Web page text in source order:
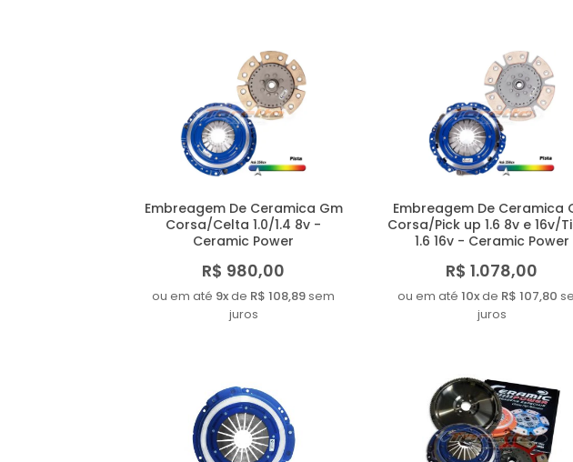
Embreagem De Ceramica Gm
Corsa/Celta 1.0/1.4 8v -
Ceramic Power
R$ 980,00
ou em até 9xde R$ 108,89sem
juros
Embreagem De Ceramica
Corsa/Pick up 1.6 8v e 16v/
1.6 16v - Ceramic Power
R$ 1.078,00
ou em até 10xde R$ 107,80
juros